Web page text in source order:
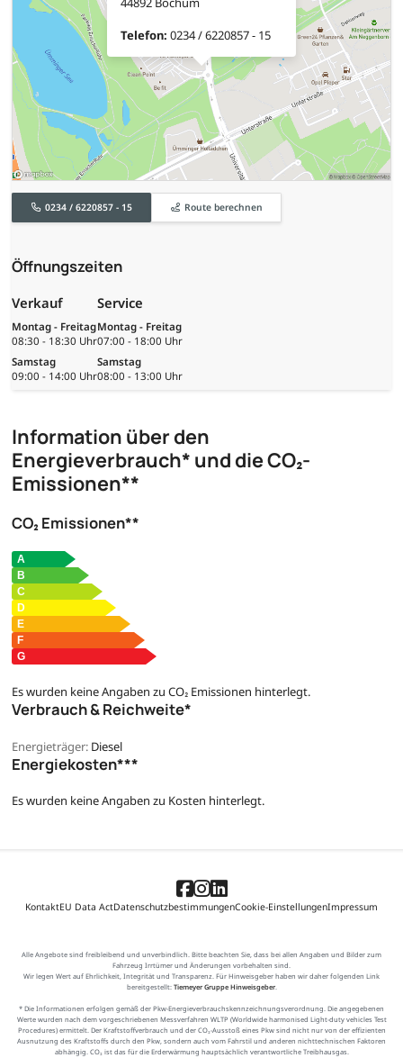
Telefon: 0234 / 6220857 - 15
0234 / 6220857 - 15 Route berechnen
Öffnungszeiten
Verkauf
Montag - Freitag
08:30 - 18:30 Uhr
Samstag
09:00 - 14:00 Uhr
Service
Montag - Freitag
07:00 - 18:00 Uhr
Samstag
08:00 - 13:00 Uhr
Information über den
Energieverbrauch* und die CO₂-
Emissionen**
CO₂ Emissionen**
Es wurden keine Angaben zu CO₂ Emissionen hinterlegt.
Verbrauch & Reichweite*
Energieträger: Diesel
Energiekosten***
Es wurden keine Angaben zu Kosten hinterlegt.
KontaktEU Data ActDatenschutzbestimmungenCookie-EinstellungenImpressum
Alle Angebote sind freibleibend und unverbindlich. Bitte beachten Sie, dass bei allen Angaben und Bilder zum
Fahrzeug Irrtümer und Änderungen vorbehalten sind.
Wir legen Wert auf Ehrlichkeit, Integrität und Transparenz. Für Hinweisgeber haben wir daher folgenden Link
bereitgestellt: Tiemeyer Gruppe Hinweisgeber.
* Die Informationen erfolgen gemäß der Pkw-Energieverbrauchskennzeichnungsverordnung. Die angegebenen
Werte wurden nach dem vorgeschriebenen Messverfahren WLTP (Worldwide harmonised Light-duty vehicles Test
Procedures) ermittelt. Der Kraftstoffverbrauch und der CO₂-Ausstoß eines Pkw sind nicht nur von der effizienten
Ausnutzung des Kraftstoffs durch den Pkw, sondern auch vom Fahrstil und anderen nichttechnischen Faktoren
abhängig. CO₂ ist das für die Erderwärmung hauptsächlich verantwortliche Treibhausgas.